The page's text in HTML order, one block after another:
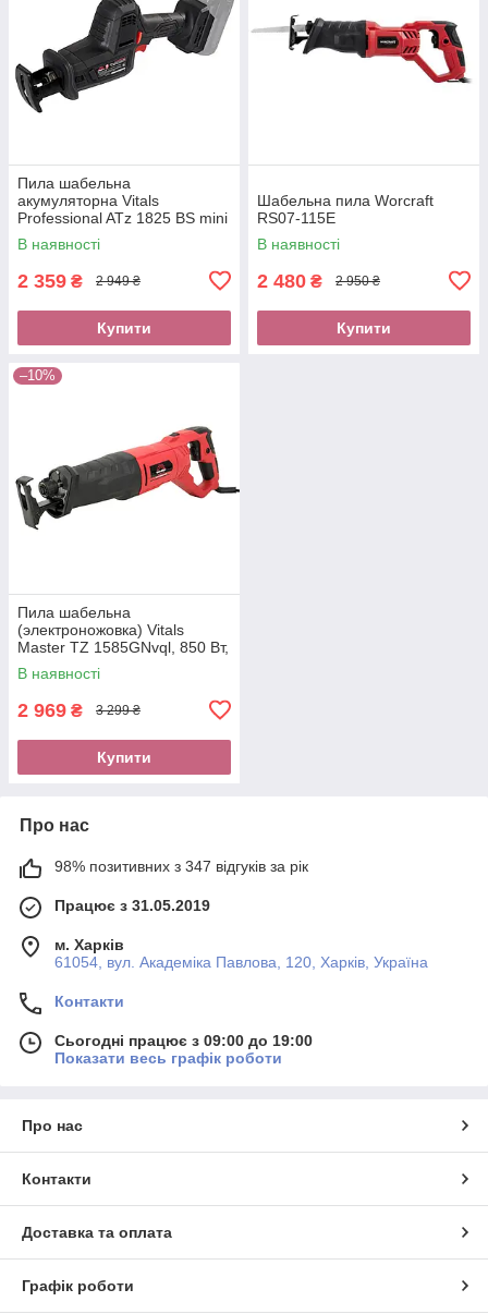
Пила шабельна
акумуляторна Vitals
Professional ATz 1825 BS mini
SmartLine+
В наявності
2 359 ₴ 2 949 ₴
Купити
Шабельна пила Worcraft
RS07-115E
В наявності
2 480 ₴ 2 950 ₴
Купити
–10%
Пила шабельна
(электроножовка) Vitals
Master TZ 1585GNvql, 850 Вт,
2800 об/хв, LED
підсвічування, швидка заміна
В наявності
2 969 ₴ 3 299 ₴
Купити
Про нас
98% позитивних з 347 відгуків за рік
Працює з 31.05.2019
м. Харків
61054, вул. Академіка Павлова, 120, Харків, Україна
Контакти
Сьогодні працює з 09:00 до 19:00
Показати весь графік роботи
Про нас
Контакти
Доставка та оплата
Графік роботи